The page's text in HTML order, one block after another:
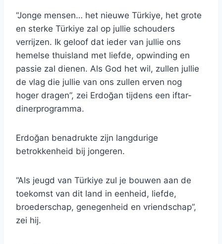
“Jonge mensen… het nieuwe Türkiye, het grote
en sterke Türkiye zal op jullie schouders
verrijzen. Ik geloof dat ieder van jullie ons
hemelse thuisland met liefde, opwinding en
passie zal dienen. Als God het wil, zullen jullie
de vlag die jullie van ons zullen erven nog
hoger dragen”, zei Erdoğan tijdens een iftar-
dinerprogramma.
Erdoğan benadrukte zijn langdurige
betrokkenheid bij jongeren.
“Als jeugd van Türkiye zul je bouwen aan de
toekomst van dit land in eenheid, liefde,
broederschap, genegenheid en vriendschap”,
zei hij.